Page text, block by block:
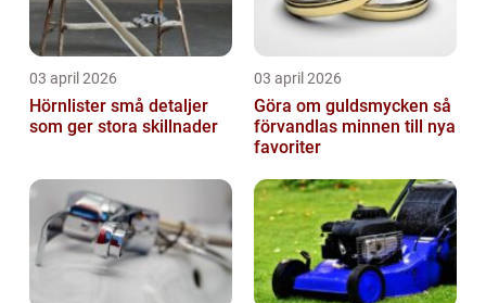
03 april 2026
Hörnlister små detaljer
som ger stora skillnader
03 april 2026
Göra om guldsmycken så
förvandlas minnen till nya
favoriter